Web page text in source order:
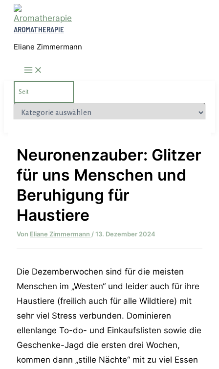
Zum
Inhalt
springen
AROMATHERAPIE
Eliane Zimmermann
for:
Kategorien
Neuronenzauber: Glitzer
für uns Menschen und
Beruhigung für
Haustiere
Von Eliane Zimmermann/13. Dezember 2024
Die Dezemberwochen sind für die meisten
Menschen im „Westen“ und leider auch für ihre
Haustiere (freilich auch für alle Wildtiere) mit
sehr viel Stress verbunden. Dominieren
ellenlange To-do- und Einkaufslisten sowie die
Geschenke-Jagd die ersten drei Wochen,
kommen dann „stille Nächte“ mit zu viel Essen